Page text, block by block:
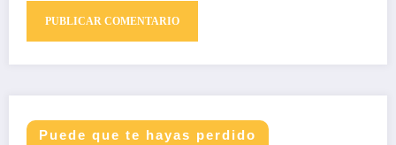
Puede que te hayas perdido